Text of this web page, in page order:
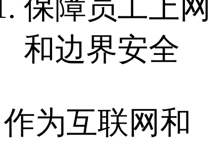
保障员工上网
和边界安全
作为互联网和